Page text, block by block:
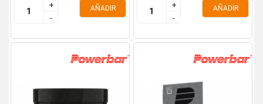
+
-
+
-
AÑADIR
+
-
+
-
AÑADIR